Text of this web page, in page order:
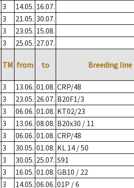
3 14.05. 16.07.
3 21.05. 30.07.
3 23.05. 15.08.
3 25.05. 27.07.
TM from to Breeding line
3 13.06. 01.08. CRP/48
3 23.05. 26.07. B20F1/3
3 06.06. 01.08. KT02/23
3 13.06. 08.08. B20x30 / 11
3 06.06. 01.08. CRP/48
3 30.05. 01.08. KL 14 / 50
3 30.05. 25.07. S91
3 16.05. 01.08. GB10 / 22
3 14.05. 06.06. 01P / 6